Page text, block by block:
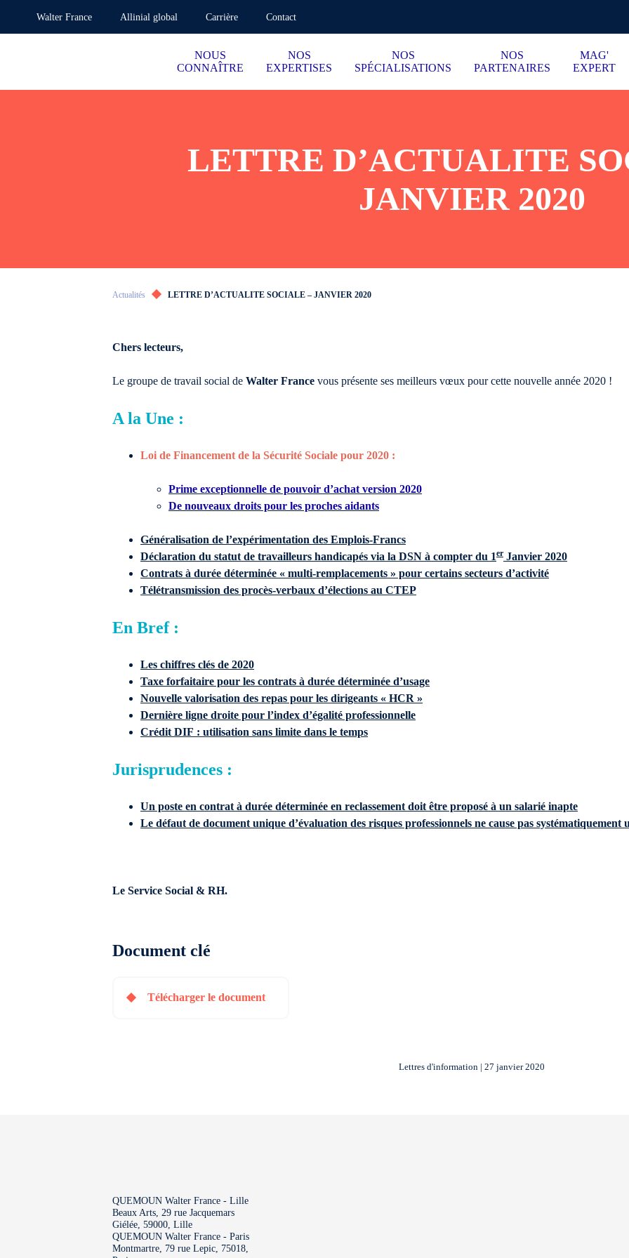
Walter France Allinial global Carrière Contact
NOUS
CONNAÎTRE
NOS
EXPERTISES
NOS
SPÉCIALISATIONS
NOS
PARTENAIRES
MAG'
EXPERT
LETTRE D’ACTUALITE
JANVIER 2020
Actualités LETTRE D’ACTUALITE SOCIALE – JANVIER 2020
Chers lecteurs,
Le groupe de travail social de Walter France vous présente ses meilleurs vœux pour cette nouvelle année 2020 !
A la Une :
Loi de Financement de la Sécurité Sociale pour 2020 :
Prime exceptionnelle de pouvoir d’achat version 2020
De nouveaux droits pour les proches aidants
Généralisation de l’expérimentation des Emplois-Francs
Déclaration du statut de travailleurs handicapés via la DSN à compter du 1er Janvier 2020
Contrats à durée déterminée « multi-remplacements » pour certains secteurs d’activité
Télétransmission des procès-verbaux d’élections au CTEP
En Bref :
Les chiffres clés de 2020
Taxe forfaitaire pour les contrats à durée déterminée d’usage
Nouvelle valorisation des repas pour les dirigeants « HCR »
Dernière ligne droite pour l’index d’égalité professionnelle
Crédit DIF : utilisation sans limite dans le temps
Jurisprudences :
Un poste en contrat à durée déterminée en reclassement doit être proposé à un salarié inapte
Le défaut de document unique d’évaluation des risques professionnels ne cause pas systématiquement
Le Service Social & RH.
Document clé
Télécharger le document
Lettres d'information | 27 janvier 2020
QUEMOUN Walter France - Lille
Beaux Arts, 29 rue Jacquemars
Giélée, 59000, Lille
QUEMOUN Walter France - Paris
Montmartre, 79 rue Lepic, 75018,